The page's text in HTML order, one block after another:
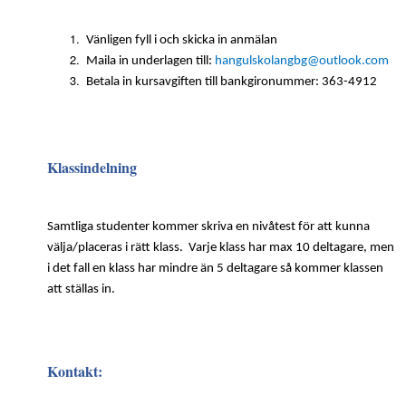
Vänligen fyll i och skicka in anmälan
Maila in underlagen till: hangulskolangbg@outlook.com
Betala in kursavgiften till bankgironummer: 363-4912
Klassindelning
Samtliga studenter kommer skriva en nivåtest för att kunna
välja/placeras i rätt klass. Varje klass har max 10 deltagare, men
i det fall en klass har mindre än 5 deltagare så kommer klassen
att ställas in.
Kontakt: